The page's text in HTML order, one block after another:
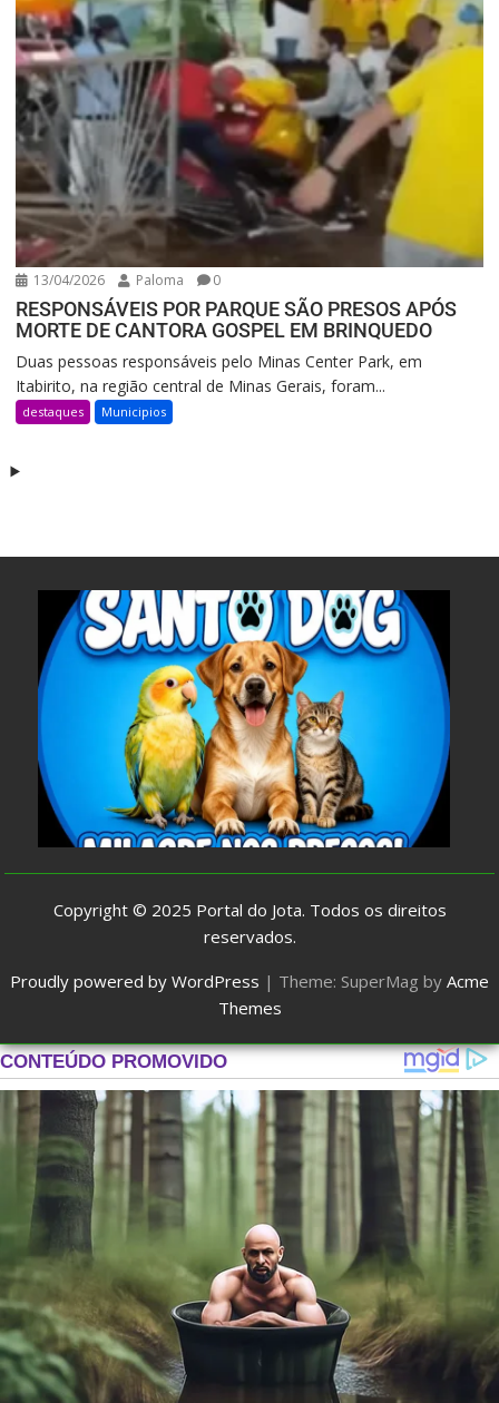
13/04/2026 Paloma 0
RESPONSÁVEIS POR PARQUE SÃO PRESOS APÓS
MORTE DE CANTORA GOSPEL EM BRINQUEDO
Duas pessoas responsáveis pelo Minas Center Park, em
Itabirito, na região central de Minas Gerais, foram...
destaques Municipios
Copyright © 2025 Portal do Jota. Todos os direitos
reservados.
Proudly powered by WordPress | Theme: SuperMag by Acme
Themes